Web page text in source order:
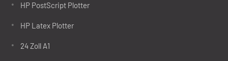
HP PostScript Plotter
HP Latex Plotter
24 Zoll A1